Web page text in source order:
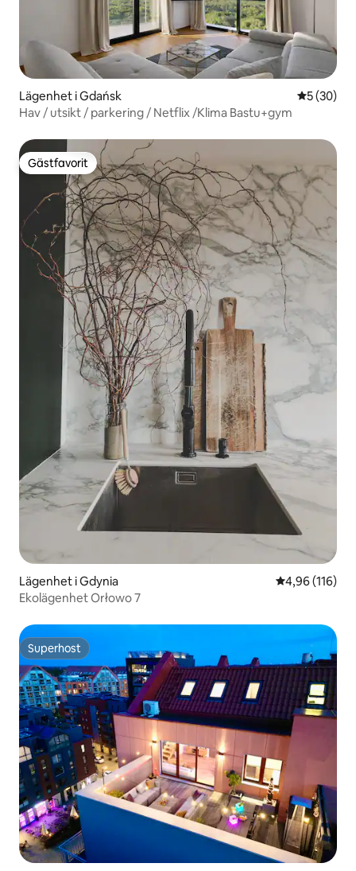
Lägenhet i Gdańsk 5 av 5 i
5 (30)
Hav / utsikt / parkering / Netflix /Klima Bastu+gym
Gästfavorit
Gästfavorit
Lägenhet i Gdynia 4,96 av 5 i
4,96 (116)
Ekolägenhet Orłowo 7
Superhost
Superhost